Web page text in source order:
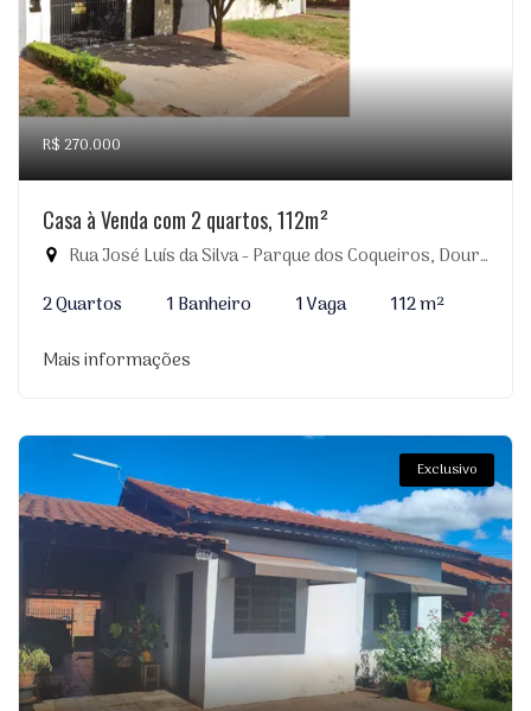
R$ 270.000
Casa à Venda com 2 quartos, 112m²
Rua José Luís da Silva - Parque dos Coqueiros, Dourados-MS
2 Quartos
1 Banheiro 1 Vaga
112 m²
Mais informações
Exclusivo